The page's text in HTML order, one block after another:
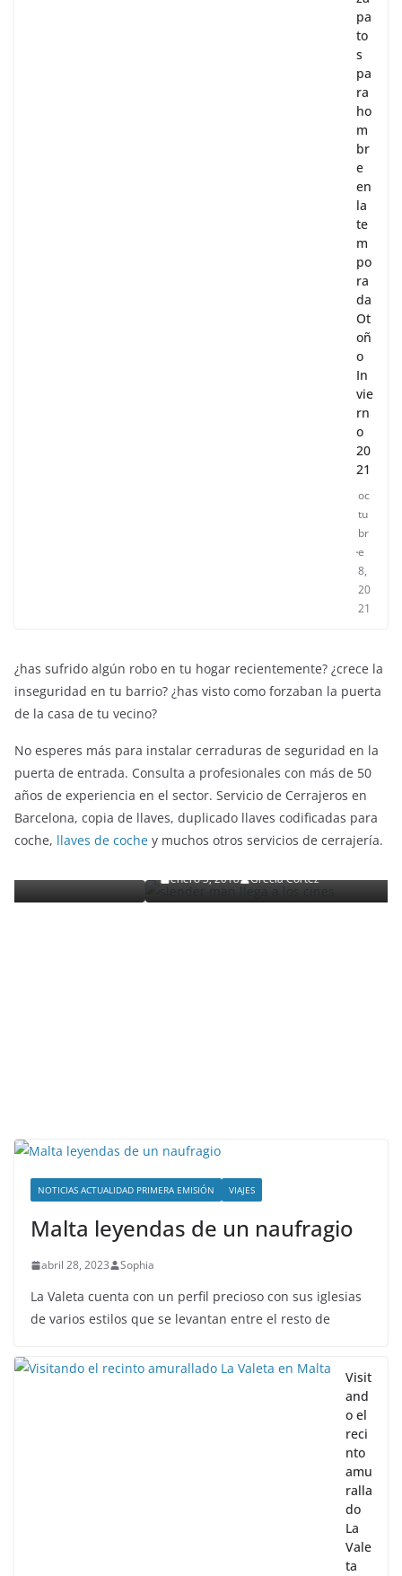
pa
to
s
pa
ra
ho
m
br
e
en
la
te
m
po
ra
da
Ot
oñ
o
In
vie
rn
o
20
21
oc
tu
br
e
8,
20
21
¿has sufrido algún robo en tu hogar recientemente? ¿crece la
inseguridad en tu barrio? ¿has visto como forzaban la puerta
de la casa de tu vecino?
No esperes más para instalar cerraduras de seguridad en la
puerta de entrada. Consulta a profesionales con más de 50
años de experiencia en el sector. Servicio de Cerrajeros en
Barcelona, copia de llaves, duplicado llaves codificadas para
coche, llaves de coche y muchos otros servicios de cerrajería.
ENTRETENIMIENTO Y CURIOSIDADES LIBROS CINE Y TV
Slender Man llega al cine y te mostramos todos
detalles
enero 3, 2018 Grecia Cortez
NOTICIAS ACTUALIDAD PRIMERA EMISIÓN VIAJES
Malta leyendas de un naufragio
abril 28, 2023 Sophia
La Valeta cuenta con un perfil precioso con sus iglesias
de varios estilos que se levantan entre el resto de
Visit
and
o el
reci
nto
amu
ralla
do
La
Vale
ta